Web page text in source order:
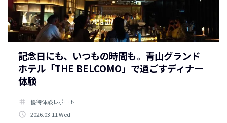
記念日にも、いつもの時間も。青山グランド
ホテル「THE BELCOMO」で過ごすディナー
体験
tag
優待体験レポート
access_time 2026.03.11 Wed